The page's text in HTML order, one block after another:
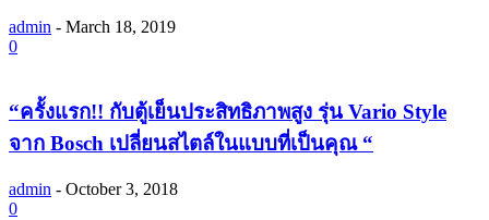
admin - March 18, 2019
0
“ครั้งแรก!! กับตู้เย็นประสิทธิภาพสูง รุ่น Vario Style
จาก Bosch เปลี่ยนสไตล์ในแบบที่เป็นคุณ “
admin - October 3, 2018
0